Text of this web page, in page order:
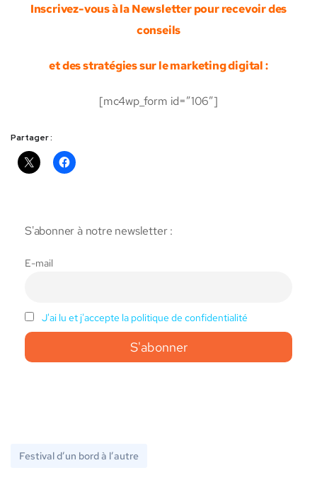
Inscrivez-vous à la Newsletter pour recevoir des
conseils
et des stratégies sur le marketing digital :
[mc4wp_form id=”106″]
Partager :
S'abonner à notre newsletter :
E-mail
J'ai lu et j'accepte la politique de confidentialité
Festival d’un bord à l’autre